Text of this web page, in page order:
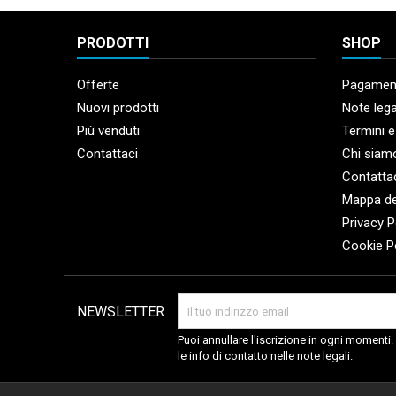
PRODOTTI
Offerte
Nuovi prodotti
Più venduti
Contattaci
SHOP
Note
Termini
Chi
Mappa
Privacy
Cookie
NEWSLETTER
Puoi annullare l'iscrizione in ogni
le info di contatto nelle note legali.